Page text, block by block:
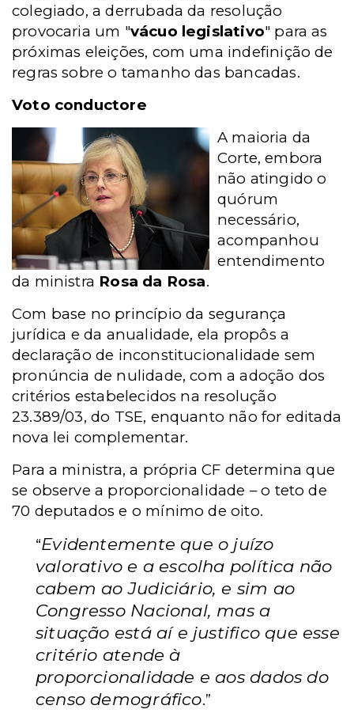
colegiado, a derrubada da resolução
provocaria um "vácuo legislativo" para as
próximas eleições, com uma indefinição de
regras sobre o tamanho das bancadas.
Voto conductore
A maioria da
Corte, embora
não atingido o
quórum
necessário,
acompanhou
entendimento
da ministra Rosa da Rosa.
Com base no princípio da segurança
jurídica e da anualidade, ela propôs a
declaração de inconstitucionalidade sem
pronúncia de nulidade, com a adoção dos
critérios estabelecidos na resolução
23.389/03, do TSE, enquanto não for editada
nova lei complementar.
Para a ministra, a própria CF determina que
se observe a proporcionalidade – o teto de
70 deputados e o mínimo de oito.
“Evidentemente que o juízo
valorativo e a escolha política não
cabem ao Judiciário, e sim ao
Congresso Nacional, mas a
situação está aí e justifico que esse
critério atende à
proporcionalidade e aos dados do
censo demográfico.”